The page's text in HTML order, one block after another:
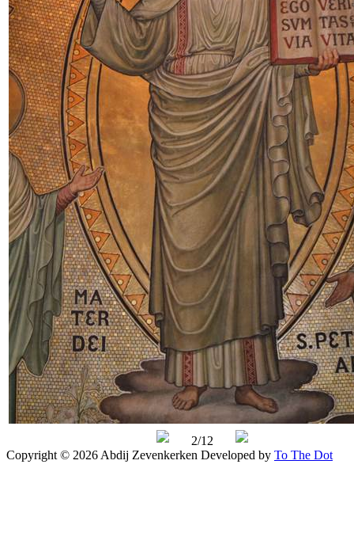
2/12
Copyright © 2026 Abdij Zevenkerken Developed by To The Dot